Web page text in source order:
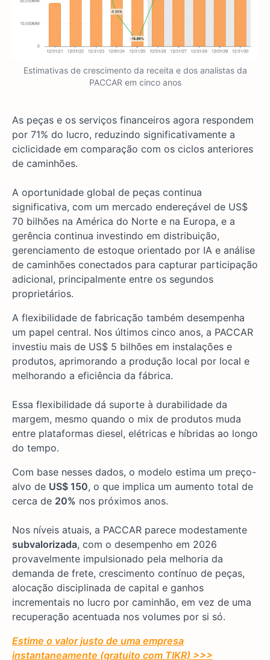
Estimativas de crescimento da receita e dos analistas da
PACCAR em cinco anos
As peças e os serviços financeiros agora respondem
por 71% do lucro, reduzindo significativamente a
ciclicidade em comparação com os ciclos anteriores
de caminhões.
A oportunidade global de peças continua
significativa, com um mercado endereçável de US$
70 bilhões na América do Norte e na Europa, e a
gerência continua investindo em distribuição,
gerenciamento de estoque orientado por IA e análise
de caminhões conectados para capturar participação
adicional, principalmente entre os segundos
proprietários.
A flexibilidade de fabricação também desempenha
um papel central. Nos últimos cinco anos, a PACCAR
investiu mais de US$ 5 bilhões em instalações e
produtos, aprimorando a produção local por local e
melhorando a eficiência da fábrica.
Essa flexibilidade dá suporte à durabilidade da
margem, mesmo quando o mix de produtos muda
entre plataformas diesel, elétricas e híbridas ao longo
do tempo.
Com base nesses dados, o modelo estima um preço-
alvo de US$ 150, o que implica um aumento total de
cerca de 20% nos próximos anos.
Nos níveis atuais, a PACCAR parece modestamente
subvalorizada, com o desempenho em 2026
provavelmente impulsionado pela melhoria da
demanda de frete, crescimento contínuo de peças,
alocação disciplinada de capital e ganhos
incrementais no lucro por caminhão, em vez de uma
recuperação acentuada nos volumes por si só.
Estime o valor justo de uma empresa
instantaneamente (gratuito com TIKR) >>>